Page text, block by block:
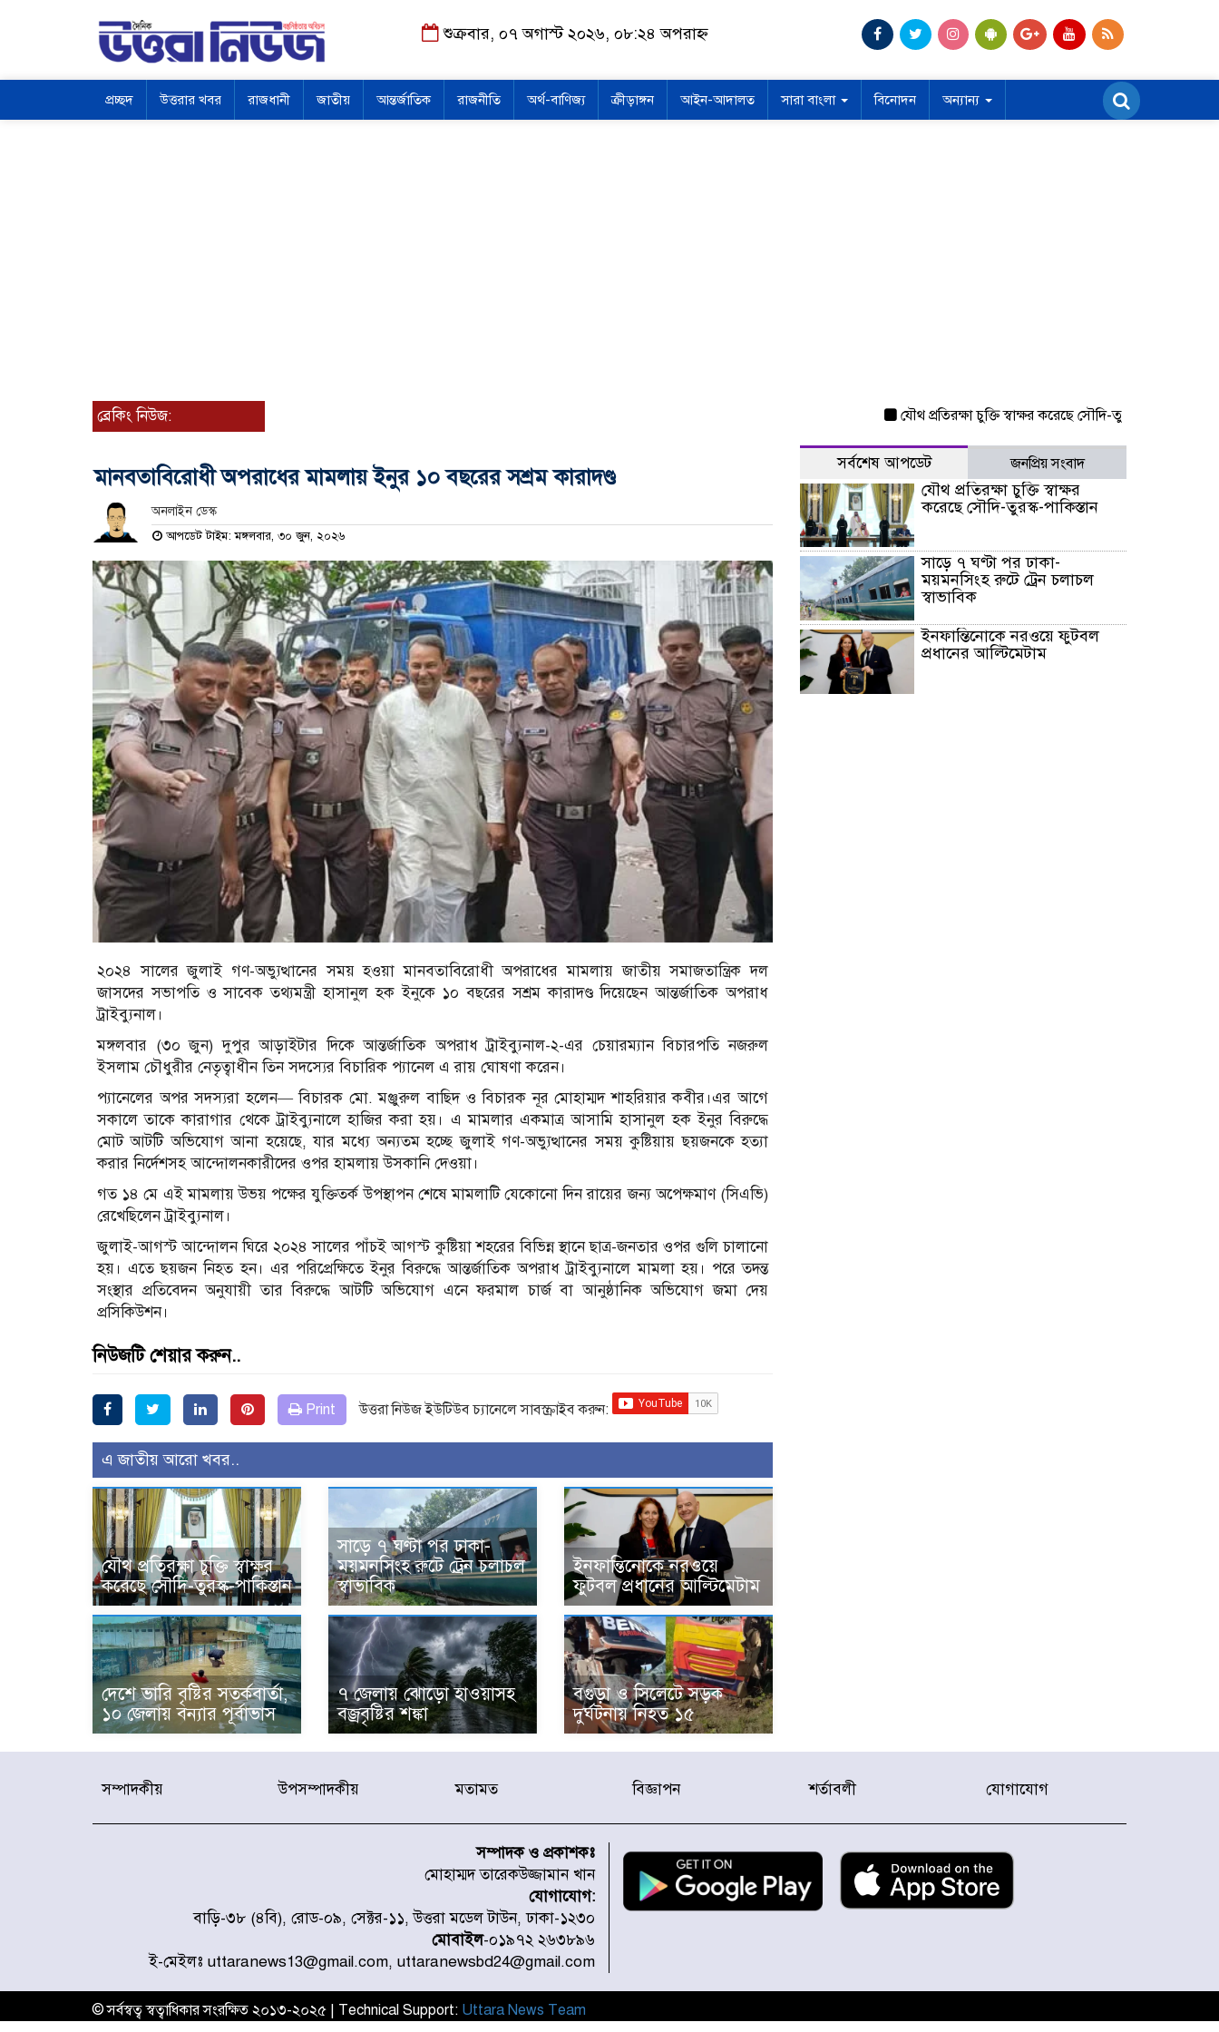
শুক্রবার, ০৭ অগাস্ট ২০২৬, ০৮:২৪ অপরাহ্ন
প্রচ্ছদ উত্তরার খবর রাজধানী জাতীয় আন্তর্জাতিক রাজনীতি অর্থ-বাণিজ্য ক্রীড়াঙ্গন আইন-আদালত সারা বাংলা বিনোদন অন্যান্য
ব্রেকিং নিউজ: যৌথ প্রতিরক্ষা চুক্তি স্বাক্ষর করেছে সৌদি-তুরস্ক-পাকিস্তান
মানবতাবিরোধী অপরাধের মামলায় ইনুর ১০ বছরের সশ্রম কারাদণ্ড
অনলাইন ডেস্ক
আপডেট টাইম: মঙ্গলবার, ৩০ জুন, ২০২৬
২০২৪ সালের জুলাই গণ-অভ্যুত্থানের সময় হওয়া মানবতাবিরোধী অপরাধের মামলায় জাতীয় সমাজতান্ত্রিক দল
জাসদের সভাপতি ও সাবেক তথ্যমন্ত্রী হাসানুল হক ইনুকে ১০ বছরের সশ্রম কারাদণ্ড দিয়েছেন আন্তর্জাতিক অপরাধ
ট্রাইব্যুনাল।
মঙ্গলবার (৩০ জুন) দুপুর আড়াইটার দিকে আন্তর্জাতিক অপরাধ ট্রাইব্যুনাল-২-এর চেয়ারম্যান বিচারপতি নজরুল
ইসলাম চৌধুরীর নেতৃত্বাধীন তিন সদস্যের বিচারিক প্যানেল এ রায় ঘোষণা করেন।
প্যানেলের অপর সদস্যরা হলেন— বিচারক মো. মঞ্জুরুল বাছিদ ও বিচারক নূর মোহাম্মদ শাহরিয়ার কবীর।এর আগে
সকালে তাকে কারাগার থেকে ট্রাইব্যুনালে হাজির করা হয়। এ মামলার একমাত্র আসামি হাসানুল হক ইনুর বিরুদ্ধে
মোট আটটি অভিযোগ আনা হয়েছে, যার মধ্যে অন্যতম হচ্ছে জুলাই গণ-অভ্যুত্থানের সময় কুষ্টিয়ায় ছয়জনকে হত্যা
করার নির্দেশসহ আন্দোলনকারীদের ওপর হামলায় উসকানি দেওয়া।
গত ১৪ মে এই মামলায় উভয় পক্ষের যুক্তিতর্ক উপস্থাপন শেষে মামলাটি যেকোনো দিন রায়ের জন‍্য অপেক্ষমাণ (সিএভি)
রেখেছিলেন ট্রাইব্যুনাল।
জুলাই-আগস্ট আন্দোলন ঘিরে ২০২৪ সালের পাঁচই আগস্ট কুষ্টিয়া শহরের বিভিন্ন স্থানে ছাত্র-জনতার ওপর গুলি চালানো
হয়। এতে ছয়জন নিহত হন। এর পরিপ্রেক্ষিতে ইনুর বিরুদ্ধে আন্তর্জাতিক অপরাধ ট্রাইব্যুনালে মামলা হয়। পরে তদন্ত
সংস্থার প্রতিবেদন অনুযায়ী তার বিরুদ্ধে আটটি অভিযোগ এনে ফরমাল চার্জ বা আনুষ্ঠানিক অভিযোগ জমা দেয়
প্রসিকিউশন।
নিউজটি শেয়ার করুন..
Print উত্তরা নিউজ ইউটিউব চ্যানেলে সাবস্ক্রাইব করুন:
এ জাতীয় আরো খবর..
যৌথ প্রতিরক্ষা চুক্তি স্বাক্ষর
করেছে সৌদি-তুরস্ক-পাকিস্তান
সাড়ে ৭ ঘণ্টা পর ঢাকা-
ময়মনসিংহ রুটে ট্রেন চলাচল
স্বাভাবিক
ইনফান্তিনোকে নরওয়ে
ফুটবল প্রধানের আল্টিমেটাম
দেশে ভারি বৃষ্টির সতর্কবার্তা,
১০ জেলায় বন্যার পূর্বাভাস
৭ জেলায় ঝোড়ো হাওয়াসহ
বজ্রবৃষ্টির শঙ্কা
বগুড়া ও সিলেটে সড়ক
দুর্ঘটনায় নিহত ১৫
সর্বশেষ আপডেট জনপ্রিয় সংবাদ
যৌথ প্রতিরক্ষা চুক্তি স্বাক্ষর
করেছে সৌদি-তুরস্ক-পাকিস্তান
সাড়ে ৭ ঘণ্টা পর ঢাকা-
ময়মনসিংহ রুটে ট্রেন চলাচল
স্বাভাবিক
ইনফান্তিনোকে নরওয়ে ফুটবল
প্রধানের আল্টিমেটাম
সম্পাদকীয় উপসম্পাদকীয় মতামত বিজ্ঞাপন শর্তাবলী যোগাযোগ
সম্পাদক ও প্রকাশকঃ
মোহাম্মদ তারেকউজ্জামান খান
যোগাযোগ:
বাড়ি-৩৮ (৪বি), রোড-০৯, সেক্টর-১১, উত্তরা মডেল টাউন, ঢাকা-১২৩০
মোবাইল-০১৯৭২ ২৬৩৮৯৬
ই-মেইলঃ uttaranews13@gmail.com, uttaranewsbd24@gmail.com
© সর্বস্বত্ব স্বত্বাধিকার সংরক্ষিত ২০১৩-২০২৫ | Technical Support: Uttara News Team